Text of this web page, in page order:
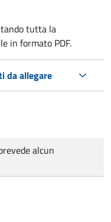
tutta la
in formato PDF.
da allegare
alcun